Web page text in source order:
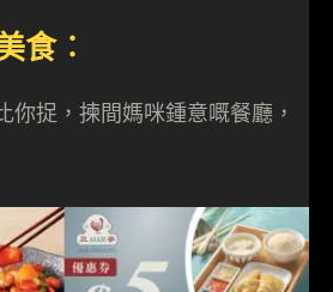
食︰
你捉，揀間媽咪鍾意嘅餐廳，